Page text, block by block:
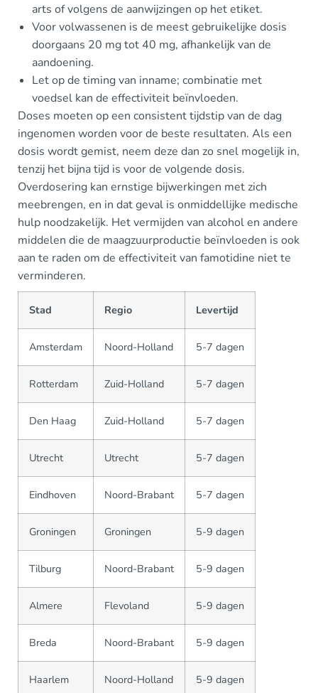
arts of volgens de aanwijzingen op het etiket.
Voor volwassenen is de meest gebruikelijke dosis
doorgaans 20 mg tot 40 mg, afhankelijk van de
aandoening.
Let op de timing van inname; combinatie met
voedsel kan de effectiviteit beïnvloeden.
Doses moeten op een consistent tijdstip van de dag
ingenomen worden voor de beste resultaten. Als een
dosis wordt gemist, neem deze dan zo snel mogelijk in,
tenzij het bijna tijd is voor de volgende dosis.
Overdosering kan ernstige bijwerkingen met zich
meebrengen, en in dat geval is onmiddellijke medische
hulp noodzakelijk. Het vermijden van alcohol en andere
middelen die de maagzuurproductie beïnvloeden is ook
aan te raden om de effectiviteit van famotidine niet te
verminderen.
Stad Regio Levertijd
Amsterdam Noord-Holland 5-7 dagen
Rotterdam Zuid-Holland 5-7 dagen
Den Haag Zuid-Holland 5-7 dagen
Utrecht Utrecht 5-7 dagen
Eindhoven Noord-Brabant 5-7 dagen
Groningen Groningen 5-9 dagen
Tilburg Noord-Brabant 5-9 dagen
Almere Flevoland 5-9 dagen
Breda Noord-Brabant 5-9 dagen
Haarlem Noord-Holland 5-9 dagen